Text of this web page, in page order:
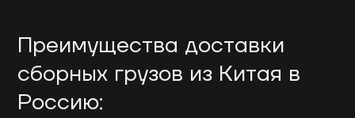
Преимущества доставки
сборных грузов из Китая в
Россию: